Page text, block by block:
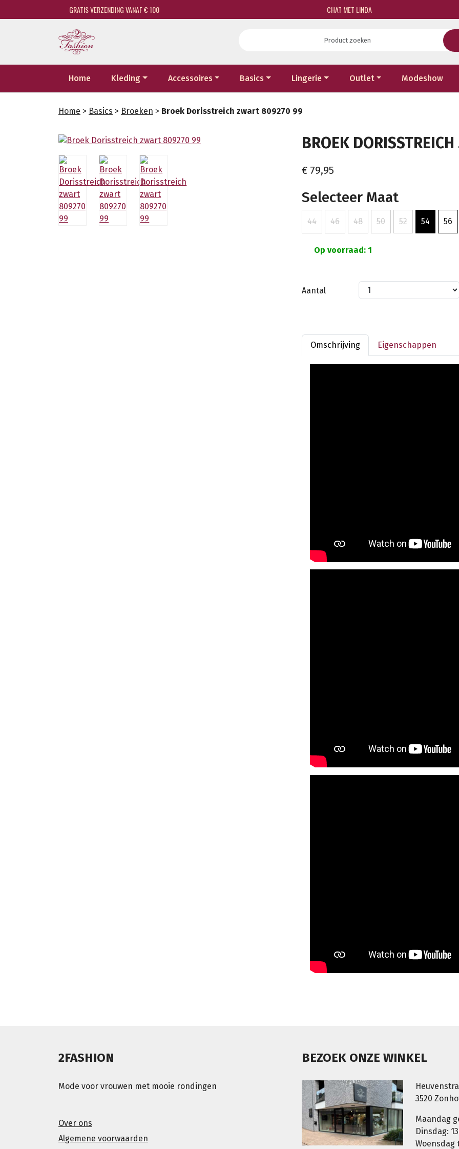
GRATIS VERZENDING VANAF € 100 CHAT MET LINDA
Home Kleding Accessoires Basics Lingerie Outlet Modeshow
Home > Basics > Broeken > Broek Dorisstreich zwart 809270 99
BROEK
€ 79,95
Selecteer Maat
44 46 48 50 52 54 56
Op voorraad: 1
Aantal
Omschrijving Eigenschappen
2FASHION
Mode voor vrouwen met mooie rondingen
Over ons
Algemene voorwaarden
BEZOEK ONZE WINKEL
3520
Maandag
Dinsdag:
Woensdag